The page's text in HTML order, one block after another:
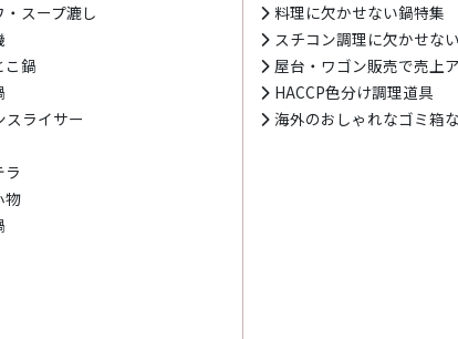
・スープ漉し
こ鍋
スライサー
ラ
物
料理に欠かせない鍋特集
スチコン調理に欠かせな
屋台・ワゴン販売で売上
HACCP色分け調理道具
海外のおしゃれなゴミ箱